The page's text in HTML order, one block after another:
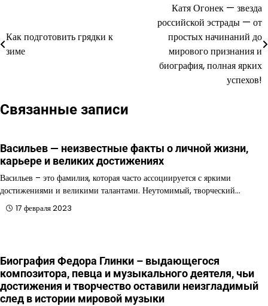
по
записям
Как подготовить грядки к
зиме
Катя Огонек — звезда
российской эстрады — от
простых начинаний до
мирового признания и
биография, полная ярких
успехов!
Связанные записи
Васильев — неизвестные факты о личной жизни,
карьере и великих достижениях
Васильев – это фамилия, которая часто ассоциируется с яркими
достижениями и великими талантами. Неутомимый, творческий…
17 февраля 2023
Биография Федора Глинки – выдающегося
композитора, певца и музыкального деятеля, чьи
достижения и творчество оставили неизгладимый
след в истории мировой музыки